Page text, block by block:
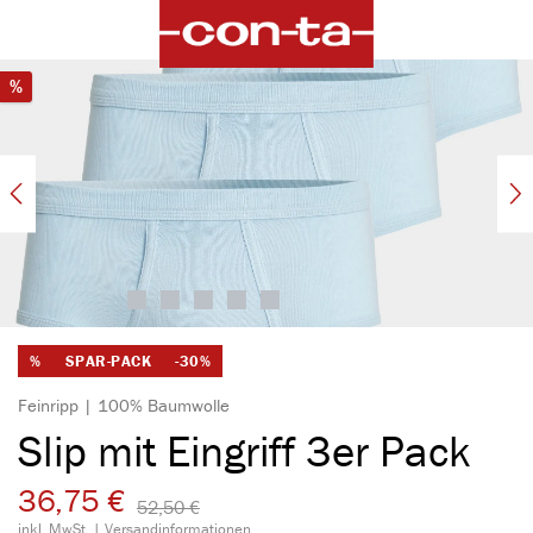
Bildergalerie überspringen
%Rabatt
% SPAR-PACK -30%
Feinripp | 100% Baumwolle
Slip mit Eingriff 3er Pack
36,75 € 52,50 €​
inkl. MwSt. | Versandinformationen